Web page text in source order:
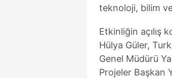
teknoloji, bilim
Etkinliğin açılış
Hülya Güler,
Genel Müdürü
Projeler Başkan